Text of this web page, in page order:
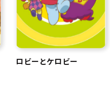
ロビーとケロビー